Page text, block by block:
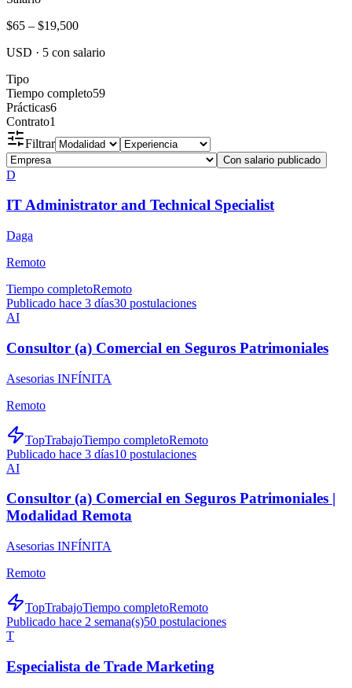
$65 – $19,500
USD · 5 con salario
Tipo
Tiempo completo59
Prácticas6
Contrato1
Filtrar
Con salario publicado
D
IT Administrator and Technical Specialist
Daga
Remoto
Tiempo completoRemoto
Publicado hace 3 días30 postulaciones
AI
Consultor (a) Comercial en Seguros Patrimoniales
Asesorias INFÍNITA
Remoto
TopTrabajoTiempo completoRemoto
Publicado hace 3 días10 postulaciones
AI
Consultor (a) Comercial en Seguros Patrimoniales |
Modalidad Remota
Asesorias INFÍNITA
Remoto
TopTrabajoTiempo completoRemoto
Publicado hace 2 semana(s)50 postulaciones
T
Especialista de Trade Marketing